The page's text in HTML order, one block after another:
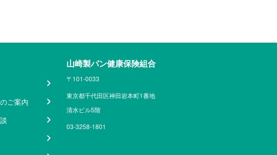
ご案内
山崎製パン健康保険組合
〒101-0033
東京都千代田区神田岩本町1番地
清水ビル5階
03-3258-1801